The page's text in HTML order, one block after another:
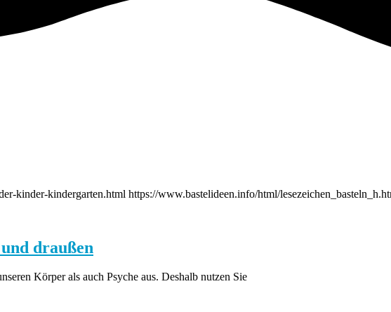
kinder-kindergarten.html https://www.bastelideen.info/html/
draußen
Körper als auch Psyche aus. Deshalb nutzen Sie